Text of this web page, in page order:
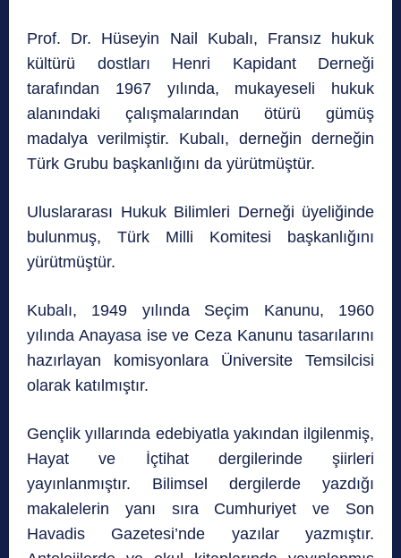
Prof. Dr. Hüseyin Nail Kubalı, Fransız hukuk
kültürü dostları Henri Kapidant Derneği
tarafından 1967 yılında, mukayeseli hukuk
alanındaki çalışmalarından ötürü gümüş
madalya verilmiştir. Kubalı, derneğin derneğin
Türk Grubu başkanlığını da yürütmüştür.
Uluslararası Hukuk Bilimleri Derneği üyeliğinde
bulunmuş, Türk Milli Komitesi başkanlığını
yürütmüştür.
Kubalı, 1949 yılında Seçim Kanunu, 1960
yılında Anayasa ise ve Ceza Kanunu tasarılarını
hazırlayan komisyonlara Üniversite Temsilcisi
olarak katılmıştır.
Gençlik yıllarında edebiyatla yakından ilgilenmiş,
Hayat ve İçtihat dergilerinde şiirleri
yayınlanmıştır. Bilimsel dergilerde yazdığı
makalelerin yanı sıra Cumhuriyet ve Son
Havadis Gazetesi’nde yazılar yazmıştır.